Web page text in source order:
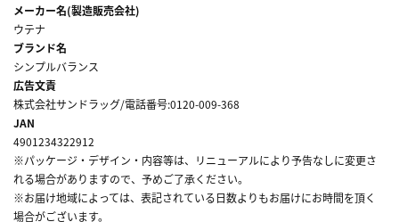
メーカー名(製造販売会社)
ウテナ
ブランド名
シンプルバランス
広告文責
株式会社サンドラッグ/電話番号:0120-009-368
JAN
4901234322912
※パッケージ・デザイン・内容等は、リニューアルにより予告なしに変更さ
れる場合がありますので、予めご了承ください。
※お届け地域によっては、表記されている日数よりもお届けにお時間を頂く
場合がございます。